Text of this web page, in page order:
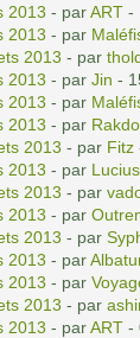
2013 - parART-
2013 - par
2013 - par
2013 - par Jin -
2013 - par
2013 - par
2013 - par Fitz
2013 - par Lucius
2013 - par
2013 - par
2013 - par
2013 - par
2013 - par
2013 - par
2013 - parART-